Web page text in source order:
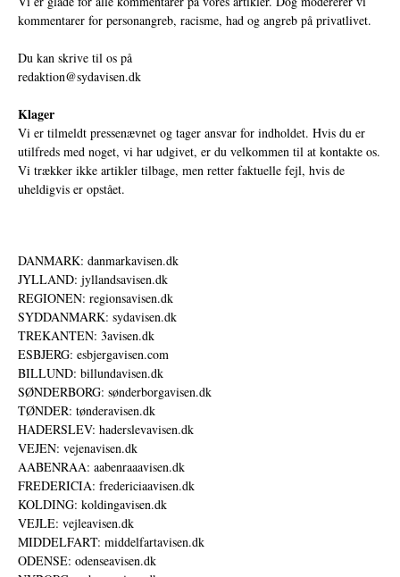
kommentarer for personangreb, racisme, had og angreb på privatlivet.
Du kan skrive til os på
redaktion@sydavisen.dk
Klager
Vi er tilmeldt pressenævnet og tager ansvar for indholdet. Hvis du er
utilfreds med noget, vi har udgivet, er du velkommen til at kontakte os.
Vi trækker ikke artikler tilbage, men retter faktuelle fejl, hvis de
uheldigvis er opstået.
DANMARK: danmarkavisen.dk
JYLLAND: jyllandsavisen.dk
REGIONEN: regionsavisen.dk
SYDDANMARK: sydavisen.dk
TREKANTEN: 3avisen.dk
ESBJERG: esbjergavisen.com
BILLUND: billundavisen.dk
SØNDERBORG: sønderborgavisen.dk
TØNDER: tønderavisen.dk
HADERSLEV: haderslevavisen.dk
VEJEN: vejenavisen.dk
AABENRAA: aabenraaavisen.dk
FREDERICIA: fredericiaavisen.dk
KOLDING: koldingavisen.dk
VEJLE: vejleavisen.dk
MIDDELFART: middelfartavisen.dk
ODENSE: odenseavisen.dk